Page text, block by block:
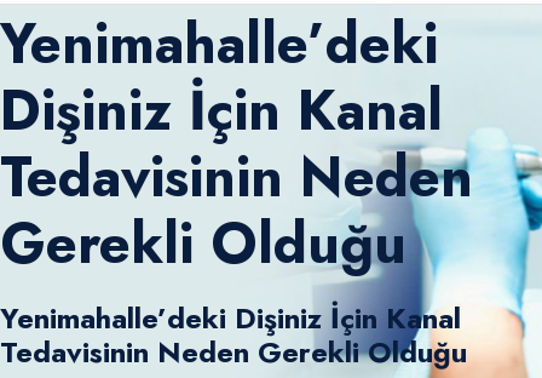
Yenimahalle’deki
Dişiniz İçin Kanal
Tedavisinin Neden
Gerekli Olduğu
Yenimahalle’deki Dişiniz İçin Kanal
Tedavisinin Neden Gerekli Olduğu